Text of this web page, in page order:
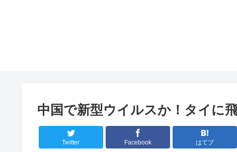
中国で新型ウイルスか！タイに
Twitter Facebook はてブ